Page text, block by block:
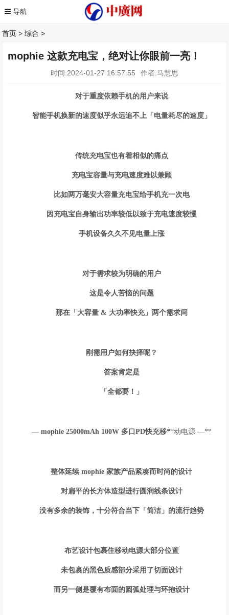
首页 >综合 >
mophie 这款充电宝，绝对让你眼前一亮！
时间:2024-01-27 16:57:55 作者:马慧思
对于重度依赖手机的用户来说
智能手机换新的速度似乎永远追不上「电量耗尽的速度」
传统充电宝也有着相似的痛点
充电宝容量与充电速度难以兼顾
比如两万毫安大容量充电宝给手机充一次电
因充电宝自身输出功率较低以致于充电速度较慢
手机设备久久不见电量上涨
对于需求较为明确的用户
这是令人苦恼的问题
那在「大容量 & 大功率快充」两个需求间
刚需用户如何抉择呢？
答案肯定是
「全都要！」
— mophie 25000mAh 100W 多口PD快充移**动电源 —**
整体延续 mophie 家族产品紧凑而时尚的设计
对扁平的长方体造型进行圆润线条设计
没有多余的装饰，十分符合当下「简洁」的流行趋势
布艺设计包裹住移动电源大部分位置
未包裹的黑色质感部分采用了切面设计
而另一侧是覆有布面的圆弧处理与环抱设计